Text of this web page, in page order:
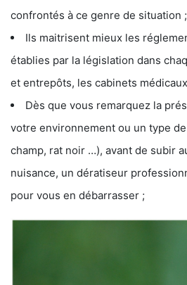
confrontés à ce genre de situation ;
Ils maitrisent mieux les
établies par la législation dans
et entrepôts, les cabinets
Dès que vous remarquez la
votre environnement ou un type de
champ, rat noir …), avant de subir
nuisance, un dératiseur
pour vous en débarrasser ;